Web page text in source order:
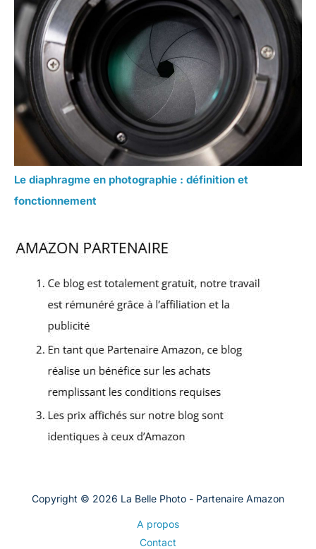
Le diaphragme en photographie : définition et
fonctionnement
Copyright © 2026 La Belle Photo - Partenaire Amazon
A propos
Contact